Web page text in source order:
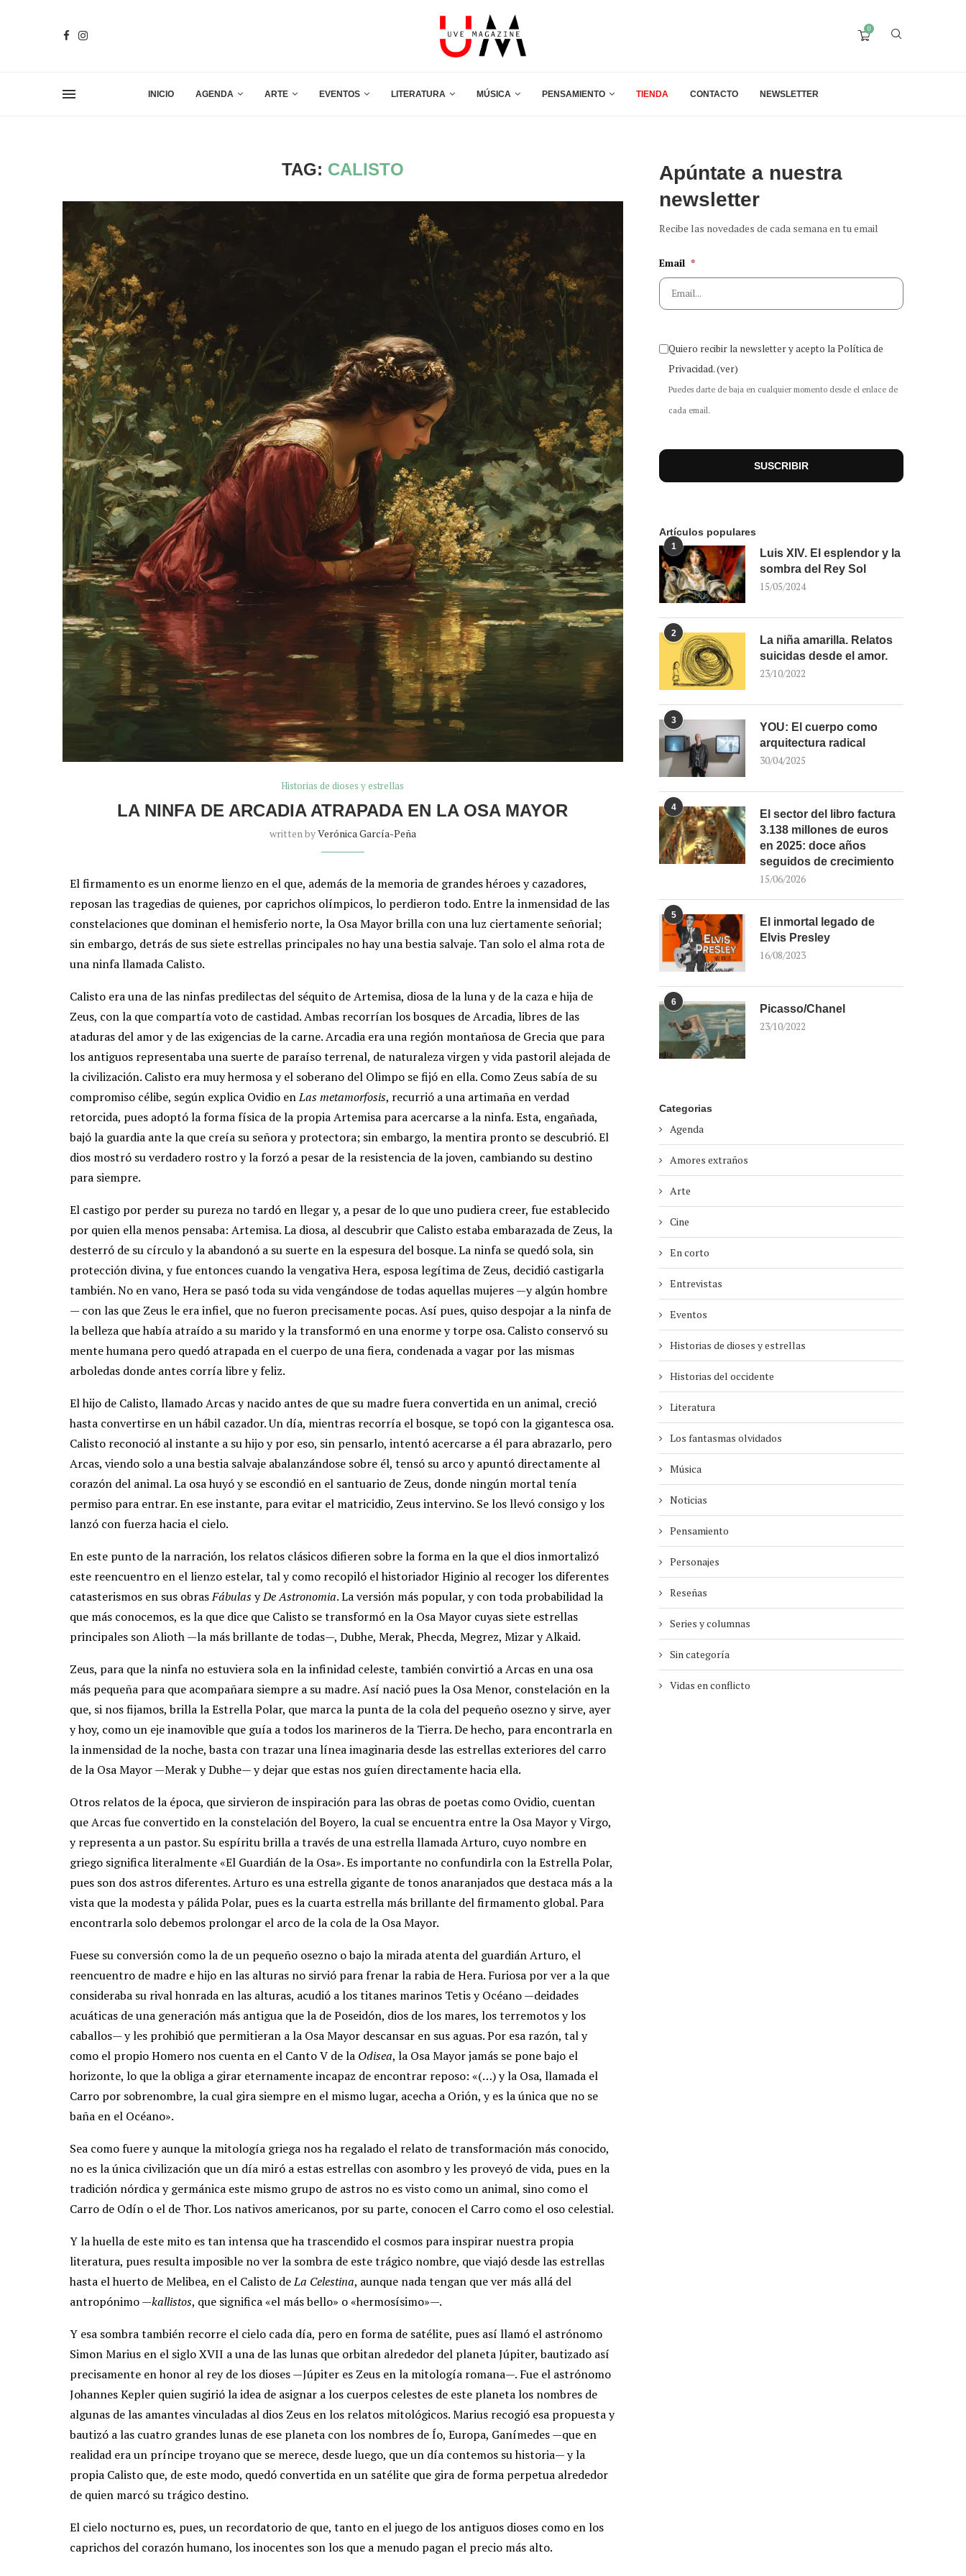
0
INICIO AGENDA ARTE EVENTOS LITERATURA MÚSICA PENSAMIENTO TIENDA CONTACTO NEWSLETTER
TAG: CALISTO
Historias de dioses y estrellas
LA NINFA DE ARCADIA ATRAPADA EN LA OSA MAYOR
written byVerónica García-Peña
El firmamento es un enorme lienzo en el que, además de la memoria de grandes héroes y cazadores,
reposan las tragedias de quienes, por caprichos olímpicos, lo perdieron todo. Entre la inmensidad de las
constelaciones que dominan el hemisferio norte, la Osa Mayor brilla con una luz ciertamente señorial;
sin embargo, detrás de sus siete estrellas principales no hay una bestia salvaje. Tan solo el alma rota de
una ninfa llamada Calisto.
Calisto era una de las ninfas predilectas del séquito de Artemisa, diosa de la luna y de la caza e hija de
Zeus, con la que compartía voto de castidad. Ambas recorrían los bosques de Arcadia, libres de las
ataduras del amor y de las exigencias de la carne. Arcadia era una región montañosa de Grecia que para
los antiguos representaba una suerte de paraíso terrenal, de naturaleza virgen y vida pastoril alejada de
la civilización. Calisto era muy hermosa y el soberano del Olimpo se fijó en ella. Como Zeus sabía de su
compromiso célibe, según explica Ovidio enLas metamorfosis, recurrió a una artimaña en verdad
retorcida, pues adoptó la forma física de la propia Artemisa para acercarse a la ninfa. Esta, engañada,
bajó la guardia ante la que creía su señora y protectora; sin embargo, la mentira pronto se descubrió. El
dios mostró su verdadero rostro y la forzó a pesar de la resistencia de la joven, cambiando su destino
para siempre.
El castigo por perder su pureza no tardó en llegar y, a pesar de lo que uno pudiera creer, fue establecido
por quien ella menos pensaba: Artemisa. La diosa, al descubrir que Calisto estaba embarazada de Zeus, la
desterró de su círculo y la abandonó a su suerte en la espesura del bosque. La ninfa se quedó sola, sin
protección divina, y fue entonces cuando la vengativa Hera, esposa legítima de Zeus, decidió castigarla
también. No en vano, Hera se pasó toda su vida vengándose de todas aquellas mujeres —y algún hombre
— con las que Zeus le era infiel, que no fueron precisamente pocas. Así pues, quiso despojar a la ninfa de
la belleza que había atraído a su marido y la transformó en una enorme y torpe osa. Calisto conservó su
mente humana pero quedó atrapada en el cuerpo de una fiera, condenada a vagar por las mismas
arboledas donde antes corría libre y feliz.
El hijo de Calisto, llamado Arcas y nacido antes de que su madre fuera convertida en un animal, creció
hasta convertirse en un hábil cazador. Un día, mientras recorría el bosque, se topó con la gigantesca osa.
Calisto reconoció al instante a su hijo y por eso, sin pensarlo, intentó acercarse a él para abrazarlo, pero
Arcas, viendo solo a una bestia salvaje abalanzándose sobre él, tensó su arco y apuntó directamente al
corazón del animal. La osa huyó y se escondió en el santuario de Zeus, donde ningún mortal tenía
permiso para entrar. En ese instante, para evitar el matricidio, Zeus intervino. Se los llevó consigo y los
lanzó con fuerza hacia el cielo.
En este punto de la narración, los relatos clásicos difieren sobre la forma en la que el dios inmortalizó
este reencuentro en el lienzo estelar, tal y como recopiló el historiador Higinio al recoger los diferentes
catasterismos en sus obrasFábulasyDe Astronomia. La versión más popular, y con toda probabilidad la
que más conocemos, es la que dice que Calisto se transformó en la Osa Mayor cuyas siete estrellas
principales son Alioth —la más brillante de todas—, Dubhe, Merak, Phecda, Megrez, Mizar y Alkaid.
Zeus, para que la ninfa no estuviera sola en la infinidad celeste, también convirtió a Arcas en una osa
más pequeña para que acompañara siempre a su madre. Así nació pues la Osa Menor, constelación en la
que, si nos fijamos, brilla la Estrella Polar, que marca la punta de la cola del pequeño osezno y sirve, ayer
y hoy, como un eje inamovible que guía a todos los marineros de la Tierra. De hecho, para encontrarla en
la inmensidad de la noche, basta con trazar una línea imaginaria desde las estrellas exteriores del carro
de la Osa Mayor —Merak y Dubhe— y dejar que estas nos guíen directamente hacia ella.
Otros relatos de la época, que sirvieron de inspiración para las obras de poetas como Ovidio, cuentan
que Arcas fue convertido en la constelación del Boyero, la cual se encuentra entre la Osa Mayor y Virgo,
y representa a un pastor. Su espíritu brilla a través de una estrella llamada Arturo, cuyo nombre en
griego significa literalmente «El Guardián de la Osa». Es importante no confundirla con la Estrella Polar,
pues son dos astros diferentes. Arturo es una estrella gigante de tonos anaranjados que destaca más a la
vista que la modesta y pálida Polar, pues es la cuarta estrella más brillante del firmamento global. Para
encontrarla solo debemos prolongar el arco de la cola de la Osa Mayor.
Fuese su conversión como la de un pequeño osezno o bajo la mirada atenta del guardián Arturo, el
reencuentro de madre e hijo en las alturas no sirvió para frenar la rabia de Hera. Furiosa por ver a la que
consideraba su rival honrada en las alturas, acudió a los titanes marinos Tetis y Océano —deidades
acuáticas de una generación más antigua que la de Poseidón, dios de los mares, los terremotos y los
caballos— y les prohibió que permitieran a la Osa Mayor descansar en sus aguas. Por esa razón, tal y
como el propio Homero nos cuenta en el Canto V de la Odisea, la Osa Mayor jamás se pone bajo el
horizonte, lo que la obliga a girar eternamente incapaz de encontrar reposo: «(…) y la Osa, llamada el
Carro por sobrenombre, la cual gira siempre en el mismo lugar, acecha a Orión, y es la única que no se
baña en el Océano».
Sea como fuere y aunque la mitología griega nos ha regalado el relato de transformación más conocido,
no es la única civilización que un día miró a estas estrellas con asombro y les proveyó de vida, pues en la
tradición nórdica y germánica este mismo grupo de astros no es visto como un animal, sino como el
Carro de Odín o el de Thor. Los nativos americanos, por su parte, conocen el Carro como el oso celestial.
Y la huella de este mito es tan intensa que ha trascendido el cosmos para inspirar nuestra propia
literatura, pues resulta imposible no ver la sombra de este trágico nombre, que viajó desde las estrellas
hasta el huerto de Melibea, en el Calisto deLa Celestina, aunque nada tengan que ver más allá del
antropónimo —kallistos, que significa «el más bello» o «hermosísimo»—.
Y esa sombra también recorre el cielo cada día, pero en forma de satélite, pues así llamó el astrónomo
Simon Marius en el siglo XVII a una de las lunas que orbitan alrededor del planeta Júpiter, bautizado así
precisamente en honor al rey de los dioses —Júpiter es Zeus en la mitología romana—. Fue el astrónomo
Johannes Kepler quien sugirió la idea de asignar a los cuerpos celestes de este planeta los nombres de
algunas de las amantes vinculadas al dios Zeus en los relatos mitológicos. Marius recogió esa propuesta y
bautizó a las cuatro grandes lunas de ese planeta con los nombres de Ío, Europa, Ganímedes —que en
realidad era un príncipe troyano que se merece, desde luego, que un día contemos su historia— y la
propia Calisto que, de este modo, quedó convertida en un satélite que gira de forma perpetua alrededor
de quien marcó su trágico destino.
El cielo nocturno es, pues, un recordatorio de que, tanto en el juego de los antiguos dioses como en los
caprichos del corazón humano, los inocentes son los que a menudo pagan el precio más alto.
Apúntate a nuestra
newsletter
Recibe las novedades de cada semana en tu email
Email *
Quiero recibir la newsletter y acepto la Política de
Privacidad.(ver)
Puedes darte de baja en cualquier momento desde el enlace de
cada email.
Artículos populares
1
Luis XIV. El esplendor y la
sombra del Rey Sol
15/05/2024
2
La niña amarilla. Relatos
suicidas desde el amor.
23/10/2022
3
YOU: El cuerpo como
arquitectura radical
30/04/2025
4
El sector del libro factura
3.138 millones de euros
en 2025: doce años
seguidos de crecimiento
15/06/2026
5
El inmortal legado de
Elvis Presley
16/08/2023
6
Picasso/Chanel
23/10/2022
Categorias
Agenda
Amores extraños
Arte
Cine
En corto
Entrevistas
Eventos
Historias de dioses y estrellas
Historias del occidente
Literatura
Los fantasmas olvidados
Música
Noticias
Pensamiento
Personajes
Reseñas
Series y columnas
Sin categoría
Vidas en conflicto